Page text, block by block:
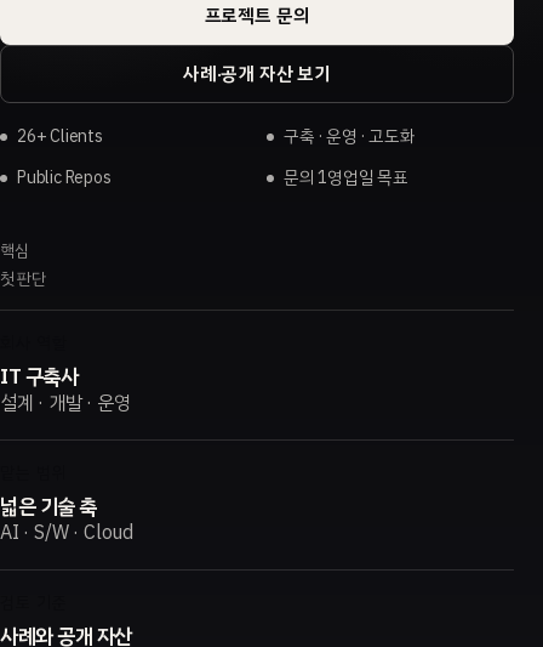
프로젝트 문의
사례·공개 자산 보기
26+ Clients
구축 · 운영 · 고도화
Public Repos
문의 1영업일 목표
핵심
첫 판단
IT 구축사
설계 · 개발 · 운영
넓은 기술 축
AI · S/W · Cloud
사례와 공개 자산